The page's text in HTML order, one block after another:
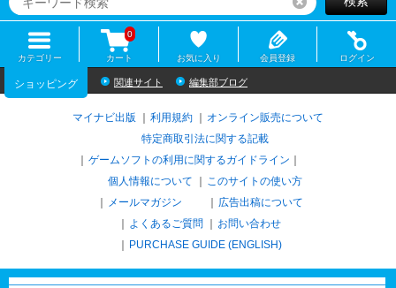
リセット
カテゴリー カート
0
お気に入り 会員登録 ログイン
ショッピング 関連サイト 編集部ブログ
マイナビ出版 利用規約
オンライン販売について
特定商取引法に関する記載
ゲームソフトの利用に関するガイドライン
個人情報について
このサイトの使い方
メールマガジン
広告出稿について
よくあるご質問
お問い合わせ
PURCHASE GUIDE (ENGLISH)